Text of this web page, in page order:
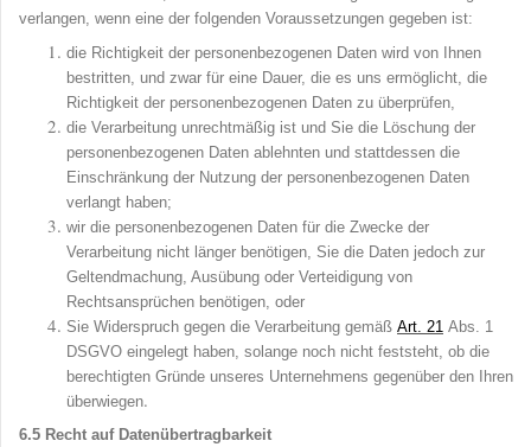
verlangen, wenn eine der folgenden Voraussetzungen gegeben ist:
die Richtigkeit der personenbezogenen Daten wird von Ihnen
bestritten, und zwar für eine Dauer, die es uns ermöglicht, die
Richtigkeit der personenbezogenen Daten zu überprüfen,
die Verarbeitung unrechtmäßig ist und Sie die Löschung der
personenbezogenen Daten ablehnten und stattdessen die
Einschränkung der Nutzung der personenbezogenen Daten
verlangt haben;
wir die personenbezogenen Daten für die Zwecke der
Verarbeitung nicht länger benötigen, Sie die Daten jedoch zur
Geltendmachung, Ausübung oder Verteidigung von
Rechtsansprüchen benötigen, oder
Sie Widerspruch gegen die Verarbeitung gemäß Art 21 Abs . 1
DSGVO eingelegt haben, solange noch nicht feststeht, ob die
berechtigten Gründe unseres Unternehmens gegenüber den Ihren
überwiegen.
6.5 Recht auf Datenübertragbarkeit